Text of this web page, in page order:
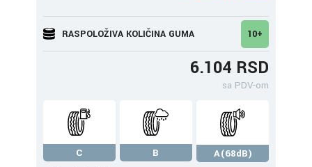
RASPOLOŽIVA KOLIČINA GUMA 10+
6.104 RSD
sa PDV-om
C B
A(68dB)